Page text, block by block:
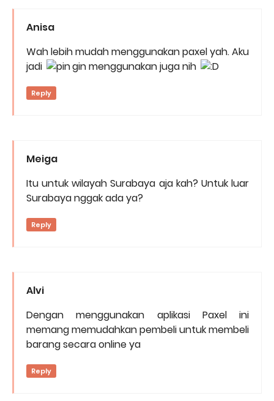
Anisa
Wah lebih mudah menggunakan paxel yah. Aku
jadi
gin menggunakan juga nih
Reply
Meiga
Itu untuk wilayah Surabaya aja kah? Untuk luar
Surabaya nggak ada ya?
Reply
Alvi
Dengan menggunakan aplikasi Paxel ini
memang memudahkan pembeli untuk membeli
barang secara online ya
Reply